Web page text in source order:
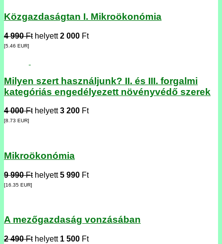
Közgazdaságtan I. Mikroökonómia
4 990 Fthelyett2 000 Ft
[5.46 EUR]
Milyen szert használjunk? II. és III. forgalmi
kategóriás engedélyezett növényvédő szerek
4 000 Fthelyett3 200 Ft
[8.73 EUR]
Mikroökonómia
9 990 Fthelyett5 990 Ft
[16.35 EUR]
A mezőgazdaság vonzásában
2 490 Fthelyett 1 500 Ft